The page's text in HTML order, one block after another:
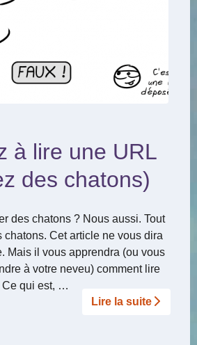
à lire une URL
des chatons)
des chatons ? Nous aussi. Tout
chatons. Cet article ne vous dira
Mais il vous apprendra (ou vous
à votre neveu) comment lire
Ce qui est, …
Lire la suite­­